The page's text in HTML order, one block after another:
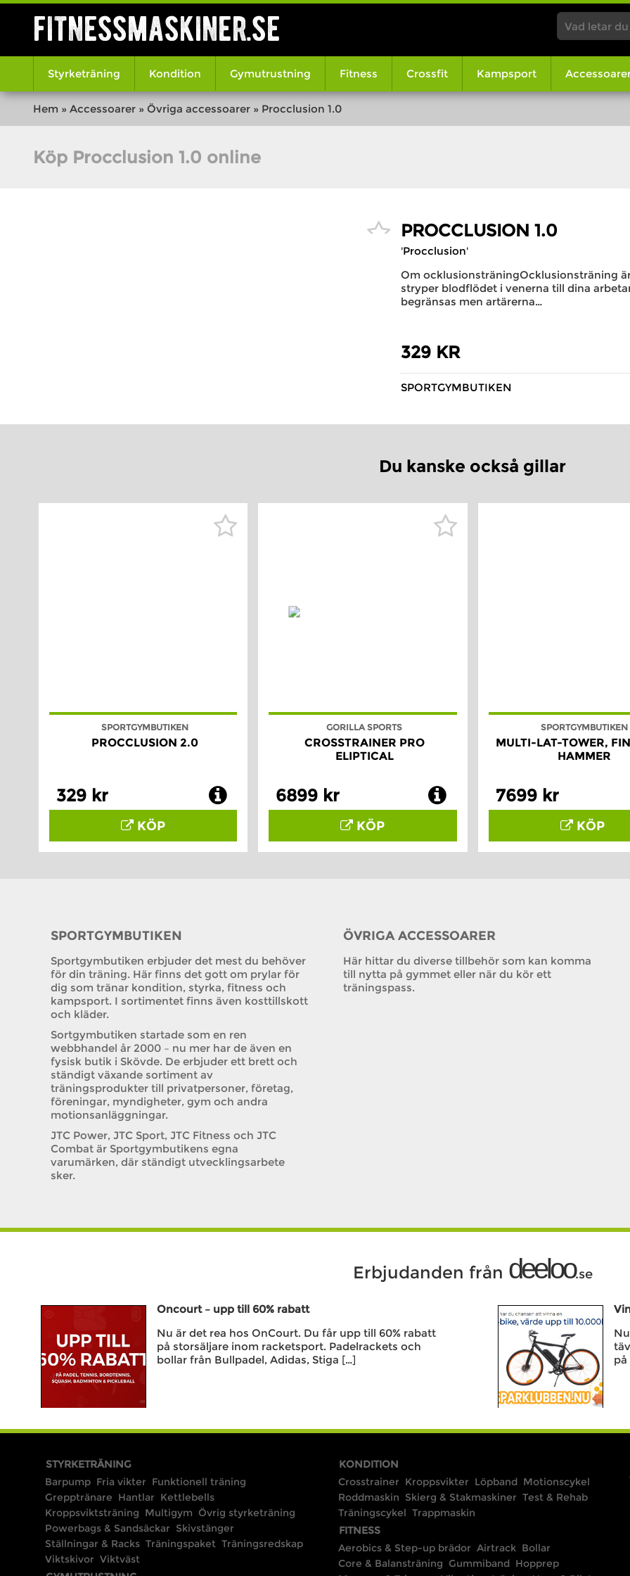
fitnessmaskiner.se
Styrketräning Kondition Gymutrustning Fitness Crossfit Kampsport
Hem » Accessoarer » Övriga accessoarer » Procclusion 1.0
Köp Procclusion 1.0 online
PROCCLUSION 1.0
'Procclusion'
Om ocklusionsträningOcklusionsträning
stryper blodflödet i venerna till dina
begränsas men artärerna…
329 KR
SPORTGYMBUTIKEN
Du kanske också gillar
SPORTGYMBUTIKEN
PROCCLUSION 2.0
329 kr
KÖP
GORILLA SPORTS
CROSSTRAINER PRO
ELIPTICAL
6899 kr
KÖP
SPORTGYMBUTIKEN
MULTI-LAT-TOWER,
HAMMER
7699 kr
KÖP
SPORTGYMBUTIKEN
Sportgymbutiken erbjuder det mest du behöver
för din träning. Här finns det gott om prylar för
dig som tränar kondition, styrka, fitness och
kampsport. I sortimentet finns även kosttillskott
och kläder.
Sortgymbutiken startade som en ren
webbhandel år 2000 – nu mer har de även en
fysisk butik i Skövde. De erbjuder ett brett och
ständigt växande sortiment av
träningsprodukter till privatpersoner, företag,
föreningar, myndigheter, gym och andra
motionsanläggningar.
JTC Power, JTC Sport, JTC Fitness och JTC
Combat är Sportgymbutikens egna
varumärken, där ständigt utvecklingsarbete
sker.
ÖVRIGA ACCESSOARER
Här hittar du diverse tillbehör som kan komma
till nytta på gymmet eller när du kör ett
träningspass.
Erbjudanden från deeloo.se
Oncourt – upp till 60% rabatt
Nu är det rea hos OnCourt. Du får upp till 60% rabatt
på storsäljare inom racketsport. Padelrackets och
bollar från Bullpadel, Adidas, Stiga […]
på
STYRKETRÄNING
Barpump Fria vikter Funktionell träning
Grepptränare Hantlar Kettlebells
Kroppsviktsträning Multigym Övrig styrketräning
Powerbags & Sandsäckar Skivstänger
Ställningar & Racks Träningspaket Träningsredskap
Viktskivor Viktväst
KONDITION
Crosstrainer Kroppsvikter Löpband Motionscykel
Roddmaskin Skierg & Stakmaskiner Test & Rehab
Träningscykel Trappmaskin
FITNESS
Aerobics & Step-up brädor Airtrack Bollar
Core & Balansträning Gummiband Hopprep